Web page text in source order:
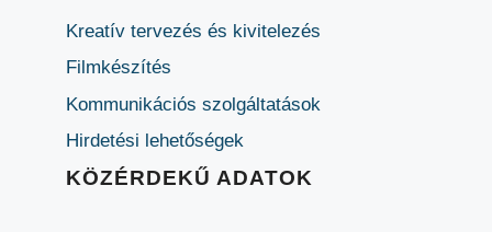
Kreatív tervezés és kivitelezés
Filmkészítés
Kommunikációs szolgáltatások
Hirdetési lehetőségek
KÖZÉRDEKŰ ADATOK